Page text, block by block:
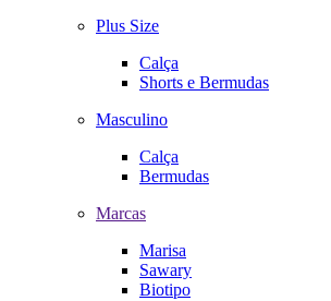
Plus Size
Calça
Shorts e Bermudas
Masculino
Calça
Bermudas
Marcas
Marisa
Sawary
Biotipo